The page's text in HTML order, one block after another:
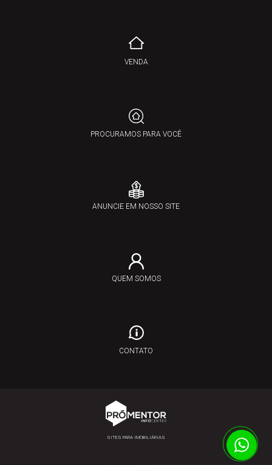
VENDA
PROCURAMOS PARA VOCÊ
ANUNCIE EM NOSSO SITE
QUEM SOMOS
CONTATO
SITES PARA IMOBILIÁRIAS